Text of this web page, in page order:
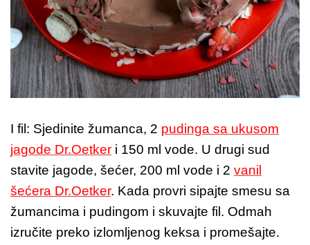
I fil: Sjedinite žumanca, 2 pudinga sa ukusom
jagode Dr.Oetker i 150 ml vode. U drugi sud
stavite jagode, šećer, 200 ml vode i 2 vanil
šećera Dr.Oetker. Kada provri sipajte smesu sa
žumancima i pudingom i skuvajte fil. Odmah
izručite preko izlomljenog keksa i promešajte.